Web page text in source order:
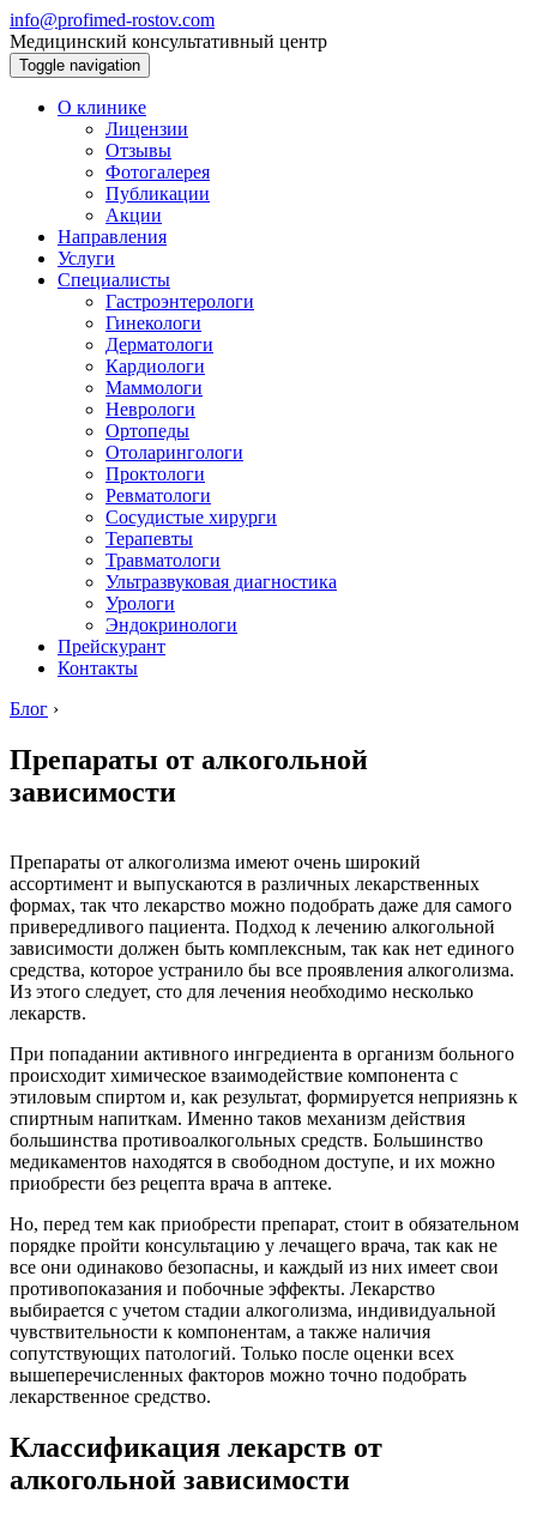
info@profimed-rostov.com
Медицинский консультативный центр
Toggle navigation
О клинике
Лицензии
Отзывы
Фотогалерея
Публикации
Акции
Направления
Услуги
Специалисты
Гастроэнтерологи
Гинекологи
Дерматологи
Кардиологи
Маммологи
Неврологи
Ортопеды
Отоларингологи
Проктологи
Ревматологи
Сосудистые хирурги
Терапевты
Травматологи
Ультразвуковая диагностика
Урологи
Эндокринологи
Прейскурант
Контакты
Блог ›
Препараты от алкогольной
зависимости
Препараты от алкоголизма имеют очень широкий
ассортимент и выпускаются в различных лекарственных
формах, так что лекарство можно подобрать даже для самого
привередливого пациента. Подход к лечению алкогольной
зависимости должен быть комплексным, так как нет единого
средства, которое устранило бы все проявления алкоголизма.
Из этого следует, сто для лечения необходимо несколько
лекарств.
При попадании активного ингредиента в организм больного
происходит химическое взаимодействие компонента с
этиловым спиртом и, как результат, формируется неприязнь к
спиртным напиткам. Именно таков механизм действия
большинства противоалкогольных средств. Большинство
медикаментов находятся в свободном доступе, и их можно
приобрести без рецепта врача в аптеке.
Но, перед тем как приобрести препарат, стоит в обязательном
порядке пройти консультацию у лечащего врача, так как не
все они одинаково безопасны, и каждый из них имеет свои
противопоказания и побочные эффекты. Лекарство
выбирается с учетом стадии алкоголизма, индивидуальной
чувствительности к компонентам, а также наличия
сопутствующих патологий. Только после оценки всех
вышеперечисленных факторов можно точно подобрать
лекарственное средство.
Классификация лекарств от
алкогольной зависимости